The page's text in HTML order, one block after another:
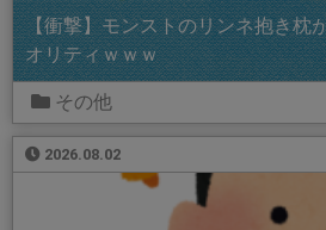
【衝撃】モンストのリンネ抱き枕
オリティｗｗｗ
その他
2026.08.02